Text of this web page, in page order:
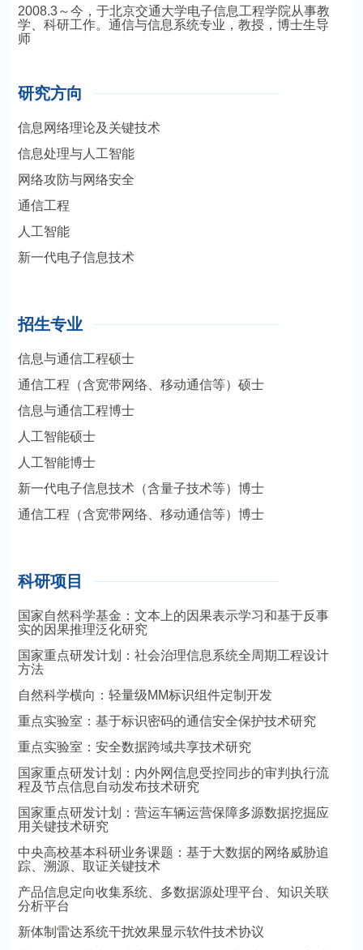
2008.3～今，于北京交通大学电子信息工程学院从事教
学、科研工作。通信与信息系统专业，教授，博士生导
师
研究方向
信息网络理论及关键技术
信息处理与人工智能
网络攻防与网络安全
通信工程
人工智能
新一代电子信息技术
招生专业
信息与通信工程硕士
通信工程（含宽带网络、移动通信等）硕士
信息与通信工程博士
人工智能硕士
人工智能博士
新一代电子信息技术（含量子技术等）博士
通信工程（含宽带网络、移动通信等）博士
科研项目
国家自然科学基金：文本上的因果表示学习和基于反事
实的因果推理泛化研究
国家重点研发计划：社会治理信息系统全周期工程设计
方法
自然科学横向：轻量级MM标识组件定制开发
重点实验室：基于标识密码的通信安全保护技术研究
重点实验室：安全数据跨域共享技术研究
国家重点研发计划：内外网信息受控同步的审判执行流
程及节点信息自动发布技术研究
国家重点研发计划：营运车辆运营保障多源数据挖掘应
用关键技术研究
中央高校基本科研业务课题：基于大数据的网络威胁追
踪、溯源、取证关键技术
产品信息定向收集系统、多数据源处理平台、知识关联
分析平台
新体制雷达系统干扰效果显示软件技术协议